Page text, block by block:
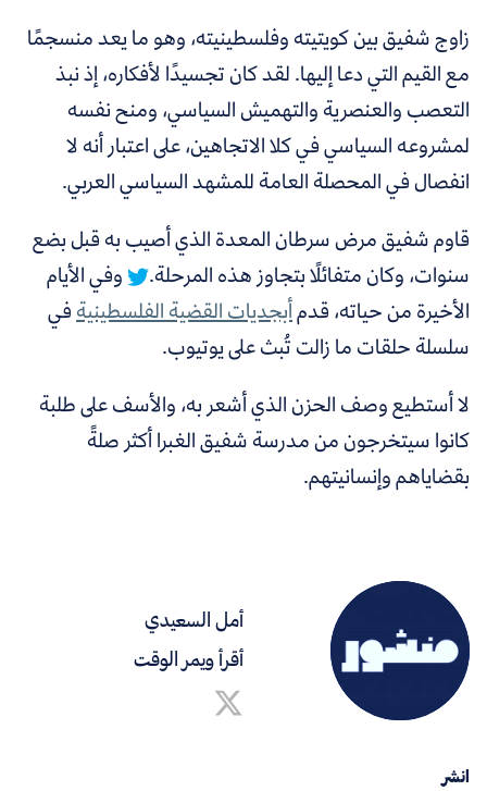
أمل السعيدي
أقرأ ويمر الوقت
انشر
زاوج شفيق بين كويتيته وفلسطينيته، وهو ما يعد منسجمًا
مع القيم التي دعا إليها. لقد كان تجسيدًا لأفكاره، إذ نبذ
التعصب والعنصرية والتهميش السياسي، ومنح نفسه
لمشروعه السياسي في كلا الاتجاهين، على اعتبار أنه لا
انفصال في المحصلة العامة للمشهد السياسي العربي.
قاوم شفيق مرض سرطان المعدة الذي أصيب به قبل بضع
سنوات، وكان متفائلًا بتجاوز هذه المرحلة.
وفي الأيام
الأخيرة من حياته، قدمأبجديات القضية الفلسطينيةفي
سلسلة حلقات ما زالت تُبث على يوتيوب.
لا أستطيع وصف الحزن الذي أشعر به، والأسف على طلبة
كانوا سيتخرجون من مدرسة شفيق الغبرا أكثر صلةً
بقضاياهم وإنسانيتهم.